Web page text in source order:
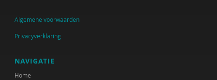
Algemene voorwaarden
Privacyverklaring
NAVIGATIE
Home